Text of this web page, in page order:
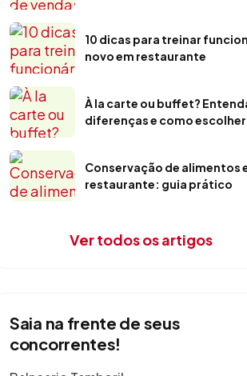
10 dicas para treinar
novo em restaurante
À la carte ou buffet?
diferenças e como escolher
Conservação de alimentos
restaurante: guia prático
Ver todos os artigos
Saia na frente de seus
concorrentes!